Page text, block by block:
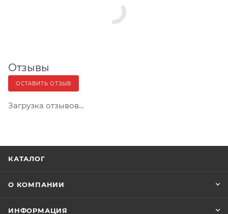
Отзывы
ОСТАВИТЬ ОТЗЫВ
Загрузка отзывов...
КАТАЛОГ
О КОМПАНИИ
ИНФОРМАЦИЯ